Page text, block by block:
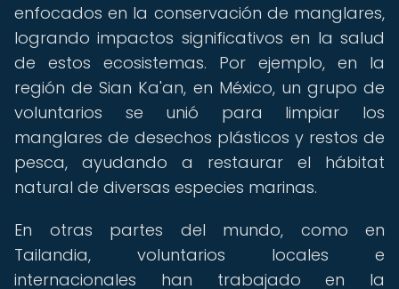
enfocados en la conservación de manglares,
logrando impactos significativos en la salud
de estos ecosistemas. Por ejemplo, en la
región de Sian Ka'an, en México, un grupo de
voluntarios se unió para limpiar los
manglares de desechos plásticos y restos de
pesca, ayudando a restaurar el hábitat
natural de diversas especies marinas.
En otras partes del mundo, como en
Tailandia, voluntarios locales e
internacionales han trabajado en la